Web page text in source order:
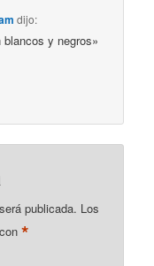
dijo:
y negros»
publicada. Los
*